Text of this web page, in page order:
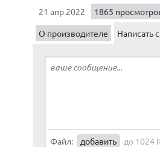
21 апр 2022 1865
О производителе
Написать
Файл: добавить до 1024